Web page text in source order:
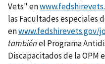
Vets" en
las Facultades especiales
enwww.fedshirevets.gov/
tambiénel Programa
Discapacitados de la OPM